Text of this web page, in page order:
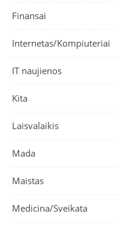
Finansai
Internetas/Kompiuteriai
IT naujienos
Kita
Laisvalaikis
Mada
Maistas
Medicina/Sveikata